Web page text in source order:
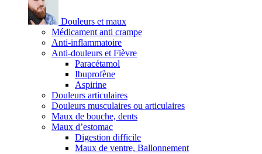
Douleurs et maux
Médicament anti crampe
Anti-inflammatoire
Anti-douleurs et Fièvre
Paracétamol
Ibuprofène
Aspirine
Douleurs articulaires
Douleurs musculaires ou articulaires
Maux de bouche, dents
Maux d’estomac
Digestion difficile
Maux de ventre, Ballonnement